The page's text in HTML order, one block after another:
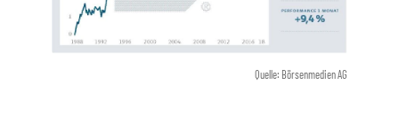
Quelle: Börsenmedien AG